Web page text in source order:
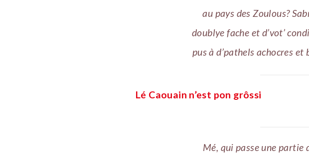
au pays des Zoulous?
doublye fache et d’vot’
pus à d’pathels achocres et
Lé Caouain n’est pon grôssi
Mé, qui passe une partie